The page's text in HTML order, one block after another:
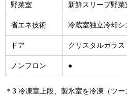
野菜室 新鮮スリープ野菜
省エネ技術 冷蔵室独立冷却シ
ドア クリスタルガラス
ノンフロン ●
＊3 冷凍室上段、製氷室を冷凍（ツ